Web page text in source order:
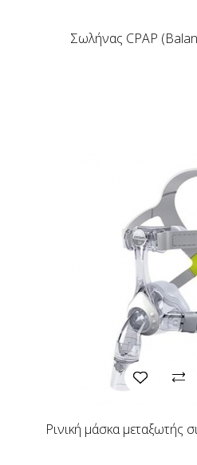
Σωλήνας CPAP
Ρινική μάσκα μεταξωτής